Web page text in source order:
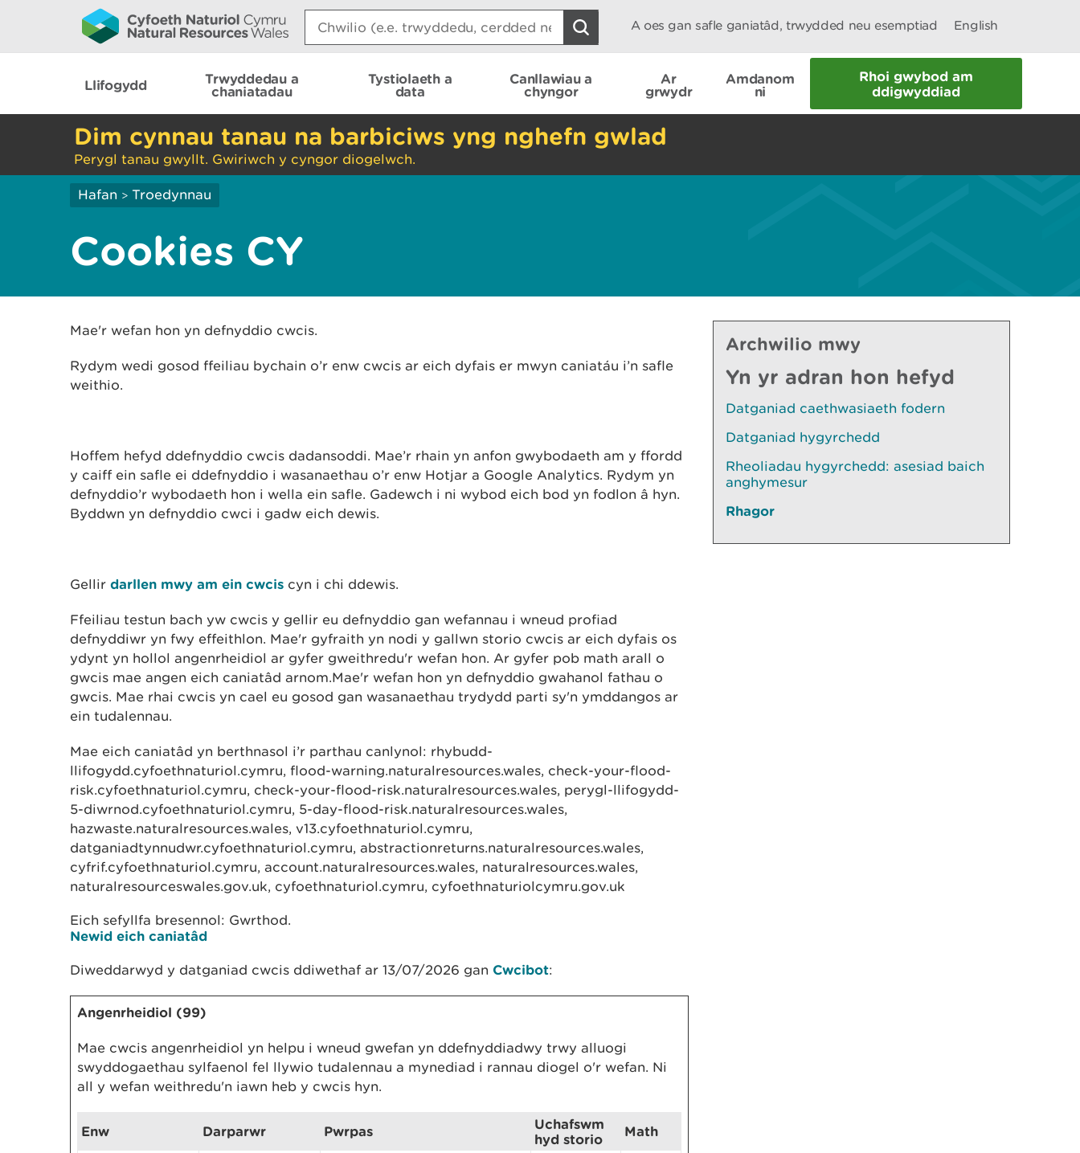
Search:
A oes gan safle ganiatâd, trwydded neu esemptiad English
Llifogydd
Trwyddedau a
chaniatadau
Tystiolaeth a
data
Canllawiau a
chyngor
Ar
grwydr
Amdanom
ni
Rhoi gwybod am
ddigwyddiad
Dim cynnau tanau na barbiciws yng nghefn gwlad
Perygl tanau gwyllt. Gwiriwch y cyngor diogelwch.
Hafan > Troedynnau
Cookies CY
Mae'r wefan hon yn defnyddio cwcis.
Rydym wedi gosod ffeiliau bychain o’r enw cwcis ar eich dyfais er mwyn caniatáu i’n safle
weithio.
Hoffem hefyd ddefnyddio cwcis dadansoddi. Mae’r rhain yn anfon gwybodaeth am y ffordd
y caiff ein safle ei ddefnyddio i wasanaethau o’r enw Hotjar a Google Analytics. Rydym yn
defnyddio’r wybodaeth hon i wella ein safle. Gadewch i ni wybod eich bod yn fodlon â hyn.
Byddwn yn defnyddio cwci i gadw eich dewis.
Gellir darllen mwy am ein cwcis cyn i chi ddewis.
Ffeiliau testun bach yw cwcis y gellir eu defnyddio gan wefannau i wneud profiad
defnyddiwr yn fwy effeithlon. Mae'r gyfraith yn nodi y gallwn storio cwcis ar eich dyfais os
ydynt yn hollol angenrheidiol ar gyfer gweithredu'r wefan hon. Ar gyfer pob math arall o
gwcis mae angen eich caniatâd arnom.Mae'r wefan hon yn defnyddio gwahanol fathau o
gwcis. Mae rhai cwcis yn cael eu gosod gan wasanaethau trydydd parti sy'n ymddangos ar
ein tudalennau.
Mae eich caniatâd yn berthnasol i’r parthau canlynol: rhybudd-
llifogydd.cyfoethnaturiol.cymru, flood-warning.naturalresources.wales, check-your-flood-
risk.cyfoethnaturiol.cymru, check-your-flood-risk.naturalresources.wales, perygl-llifogydd-
5-diwrnod.cyfoethnaturiol.cymru, 5-day-flood-risk.naturalresources.wales,
hazwaste.naturalresources.wales, v13.cyfoethnaturiol.cymru,
datganiadtynnudwr.cyfoethnaturiol.cymru, abstractionreturns.naturalresources.wales,
cyfrif.cyfoethnaturiol.cymru, account.naturalresources.wales, naturalresources.wales,
naturalresourceswales.gov.uk, cyfoethnaturiol.cymru, cyfoethnaturiolcymru.gov.uk
Eich sefyllfa bresennol: Gwrthod.
Newid eich caniatâd
Diweddarwyd y datganiad cwcis ddiwethaf ar 13/07/2026 gan Cwcibot:
Angenrheidiol (99)
Mae cwcis angenrheidiol yn helpu i wneud gwefan yn ddefnyddiadwy trwy alluogi
swyddogaethau sylfaenol fel llywio tudalennau a mynediad i rannau diogel o'r wefan. Ni
all y wefan weithredu'n iawn heb y cwcis hyn.
Enw Darparwr Pwrpas
Uchafswm
hyd storio
Math
Archwilio mwy
Yn yr adran hon hefyd
Datganiad caethwasiaeth fodern
Datganiad hygyrchedd
Rheoliadau hygyrchedd: asesiad baich
anghymesur
Rhagor